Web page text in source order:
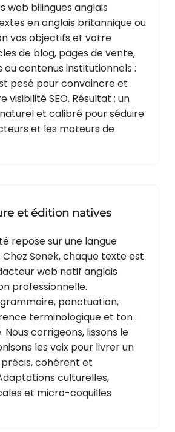
web bilingues anglais
en anglais britannique ou
vos objectifs et votre
de blog, pages de vente,
ou contenus institutionnels :
pesé pour convaincre et
visibilité SEO. Résultat : un
et calibré pour séduire
et les moteurs de
et édition natives
repose sur une langue
Senek, chaque texte est
web natif anglais
professionnelle.
ponctuation,
terminologique et ton :
corrigeons, lissons le
les voix pour livrer un
cohérent et
culturelles,
et micro-coquilles